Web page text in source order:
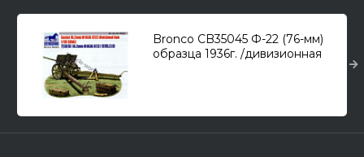
Bronco CB35045 Ф-22 (76-мм)
образца 1936г. /дивизионная